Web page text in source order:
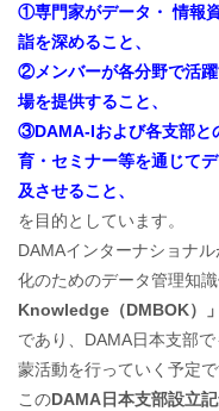
①専門家がデータ・ 情報
詣を深めること、
②メンバーが各分野で活
場を提供すること、
③DAMA-Iおよび各支部と
育・セミナー等を通じて
及させること、
を目的としています。
DAMAインターナショナ
化のためのデータ管理知識
Knowledge（DMBOK）」
であり、DAMA日本支部
蒙活動を行っていく予定で
このDAMA日本支部設立